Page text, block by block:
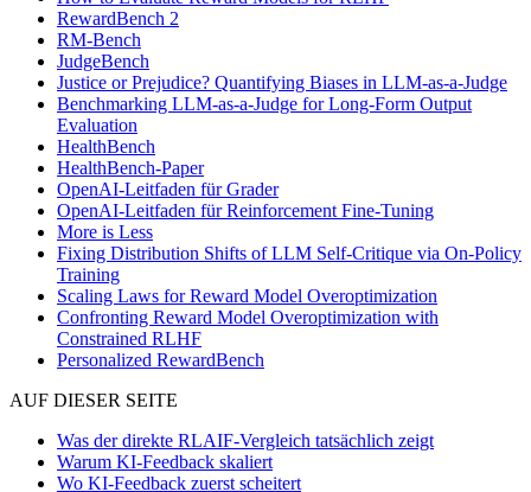
RewardBench 2
RM-Bench
JudgeBench
Justice or Prejudice? Quantifying Biases in LLM-as-a-Judge
Benchmarking LLM-as-a-Judge for Long-Form Output
Evaluation
HealthBench
HealthBench-Paper
OpenAI-Leitfaden für Grader
OpenAI-Leitfaden für Reinforcement Fine-Tuning
More is Less
Fixing Distribution Shifts of LLM Self-Critique via On-Policy
Training
Scaling Laws for Reward Model Overoptimization
Confronting Reward Model Overoptimization with
Constrained RLHF
Personalized RewardBench
AUF DIESER SEITE
Was der direkte RLAIF-Vergleich tatsächlich zeigt
Warum KI-Feedback skaliert
Wo KI-Feedback zuerst scheitert